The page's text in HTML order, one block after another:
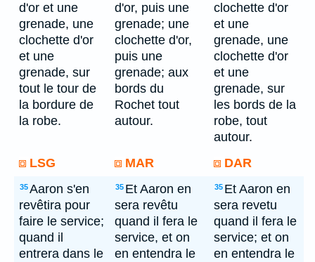
d'or et une
grenade, une
clochette d'or
et une
grenade, sur
tout le tour de
la bordure de
la robe.
d'or, puis une
grenade; une
clochette d'or,
puis une
grenade; aux
bords du
Rochet tout
autour.
clochette d'or
et une
grenade, une
clochette d'or
et une
grenade, sur
les bords de la
robe, tout
autour.
LSG
MAR DAR
35Aaron s'en
revêtira pour
faire le service;
quand il
entrera dans le
35 Et Aaron en
sera revêtu
quand il fera le
service, et on
en entendra le
35 Et Aaron en
sera revetu
quand il fera le
service; et on
en entendra le